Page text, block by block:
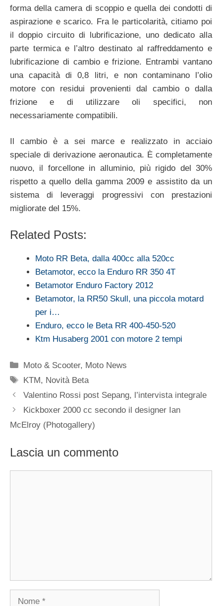
forma della camera di scoppio e quella dei condotti di
aspirazione e scarico. Fra le particolarità, citiamo poi
il doppio circuito di lubrificazione, uno dedicato alla
parte termica e l’altro destinato al raffreddamento e
lubrificazione di cambio e frizione. Entrambi vantano
una capacità di 0,8 litri, e non contaminano l’olio
motore con residui provenienti dal cambio o dalla
frizione e di utilizzare oli specifici, non
necessariamente compatibili.
Il cambio è a sei marce e realizzato in acciaio
speciale di derivazione aeronautica. È completamente
nuovo, il forcellone in alluminio, più rigido del 30%
rispetto a quello della gamma 2009 e assistito da un
sistema di leveraggi progressivi con prestazioni
migliorate del 15%.
Related Posts:
Moto RR Beta, dalla 400cc alla 520cc
Betamotor, ecco la Enduro RR 350 4T
Betamotor Enduro Factory 2012
Betamotor, la RR50 Skull, una piccola motard
per i…
Enduro, ecco le Beta RR 400-450-520
Ktm Husaberg 2001 con motore 2 tempi
Categorie
Moto & Scooter, Moto News
Tag
KTM, Novità Beta
Valentino Rossi post Sepang, l’intervista integrale
Kickboxer 2000 cc secondo il designer Ian
McElroy (Photogallery)
Lascia un commento